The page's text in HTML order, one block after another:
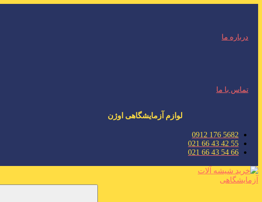
درباره ما
تماس با ما
لوازم آزمایشگاهی اوژن
5682 176 0912
55 42 43 66 021
66 54 43 66 021